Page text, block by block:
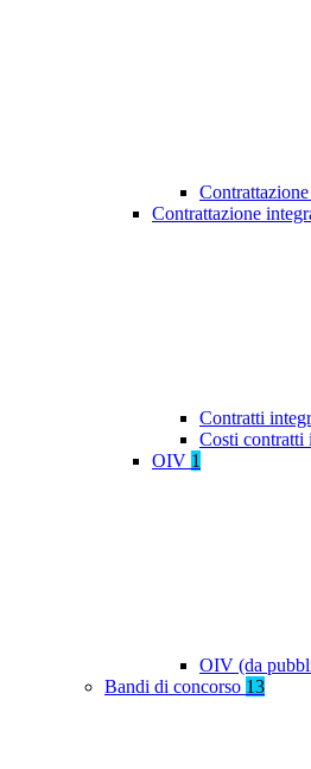
Contrattazione
Contratti
Costi contratti
OIV 1
OIV (da
Bandi di concorso 13